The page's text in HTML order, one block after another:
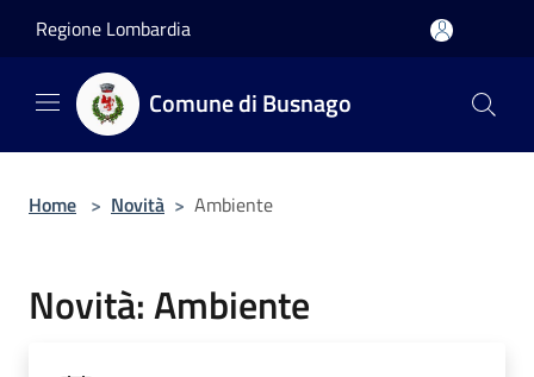
Regione Lombardia
Comune di Busnago
Home > Novità > Ambiente
Novità: Ambiente